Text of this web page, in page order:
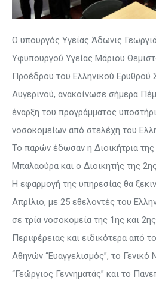
Ο υπουργός Υγείας Άδωνις
Υφυπουργού Υγείας Μάριου
Προέδρου του Ελληνικού Ερυθρού
Αυγερινού, ανακοίνωσε σήμερα
έναρξη του προγράμματος
νοσοκομείων από στελέχη του
Το παρών έδωσαν η Διοικήτρια
Μπαλαούρα και ο Διοικητής της
Η εφαρμογή της υπηρεσίας θα
Απρίλιο, με 25 εθελοντές του
σε τρία νοσοκομεία της 1ης και
Περιφέρειας και ειδικότερα από
Αθηνών “Ευαγγελισμός”, το
“Γεώργιος Γεννηματάς” και το